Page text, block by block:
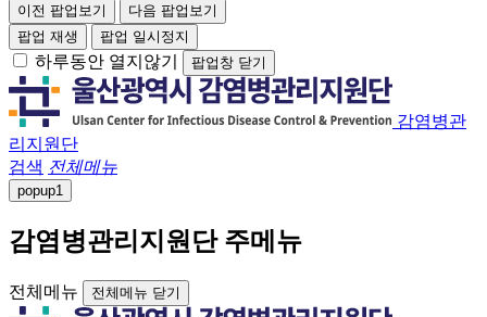
이전 팝업보기
다음 팝업보기
팝업 재생
팝업 일시정지
하루동안 열지않기 팝업창 닫기
감염병관
리지원단
검색 전체메뉴
popup1
감염병관리지원단 주메뉴
전체메뉴 전체메뉴 닫기